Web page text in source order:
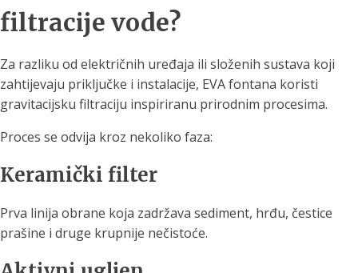
filtracije vode?
Za razliku od električnih uređaja ili složenih sustava koji
zahtijevaju priključke i instalacije, EVA fontana koristi
gravitacijsku filtraciju inspiriranu prirodnim procesima.
Proces se odvija kroz nekoliko faza:
Keramički filter
Prva linija obrane koja zadržava sediment, hrđu, čestice
prašine i druge krupnije nečistoće.